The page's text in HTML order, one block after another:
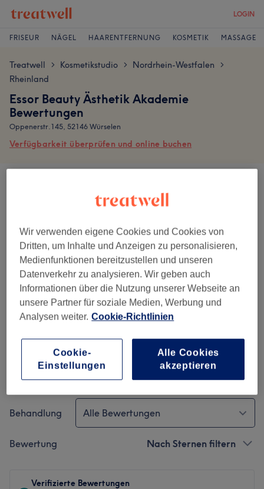
LOGIN
FRISEUR NÄGEL HAARENTFERNUNG KOSMETIK MASSAGE
Treatwell > Kosmetikstudio > Nordrhein-Westfalen >
Rheinland
Essor Beauty Ästhetik Akademie
Bewertungen
Oppenerstr.145, 52146 Würselen
Verfügbarkeit überprüfen und online buchen
4,9 9 Bewertungen
Ambiente
Sauberkeit
Service
Bewertungen filtern
Behandlung Alle Bewertungen
Bewertung Nach Sternen filtern
Verifizierte Bewertungen
Wir verwenden eigene Cookies und Cookies von
Dritten, um Inhalte und Anzeigen zu personalisieren,
Medienfunktionen bereitzustellen und unseren
Datenverkehr zu analysieren. Wir geben auch
Informationen über die Nutzung unserer Webseite an
unsere Partner für soziale Medien, Werbung und
Analysen weiter. Cookie-Richtlinien
Cookie-
Einstellungen
Alle Cookies
akzeptieren